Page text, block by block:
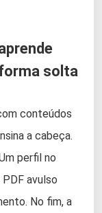
solta
conteúdos
a cabeça.
perfil no
avulso
No fim, a